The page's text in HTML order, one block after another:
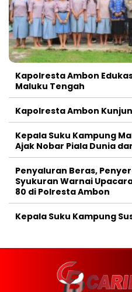
Kapolresta Ambon
Maluku Tengah
Kapolresta Ambon
Kepala Suku Kampung
Ajak Nobar Piala Dunia
Penyaluran Beras,
Syukuran Warnai
80 di Polresta Ambon
Kepala Suku Kampung